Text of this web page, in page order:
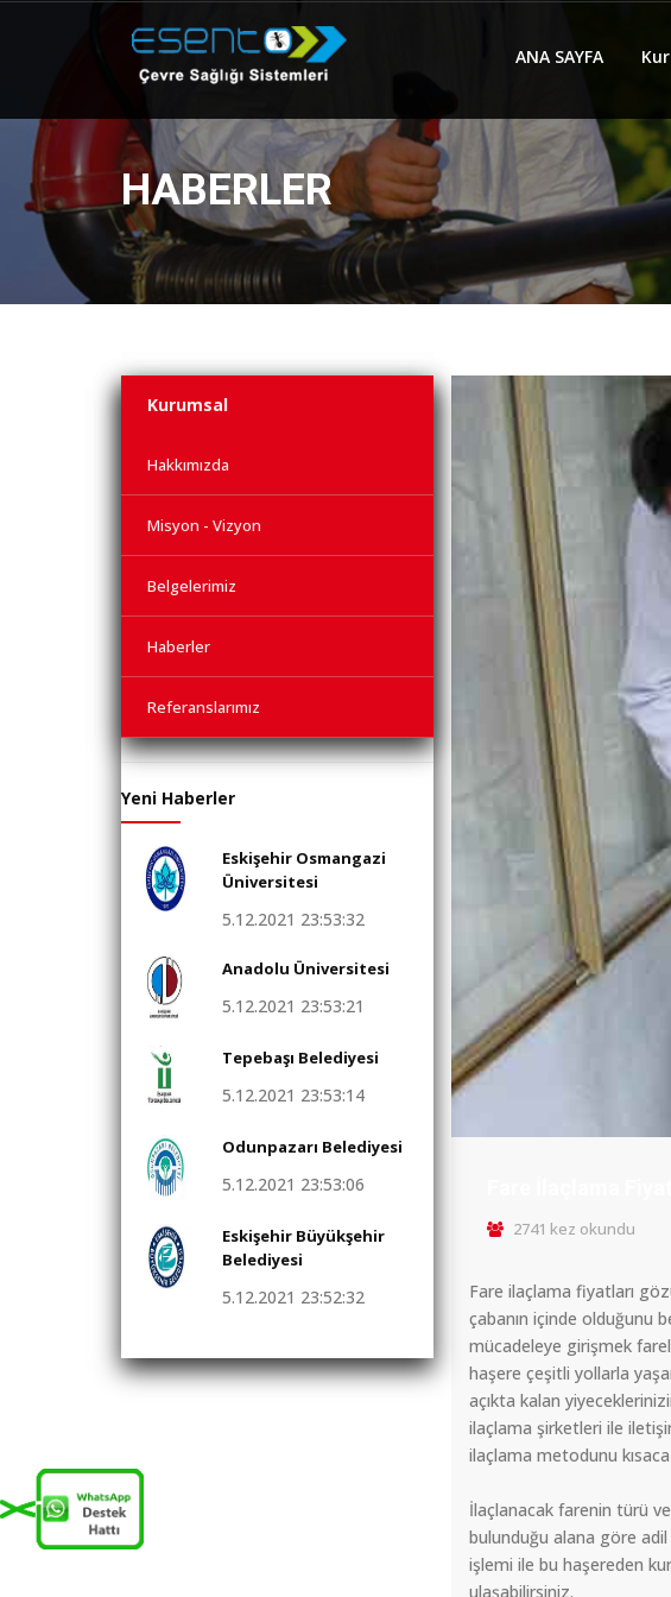
ANA SAYFA
HABERLER
2741 kez okundu
Fare ilaçlama fiyatları
çabanın içinde olduğunu
mücadeleye girişmek
haşere çeşitli yollarla
açıkta kalan
ilaçlama şirketleri ile
ilaçlama metodunu
İlaçlanacak farenin türü ve
bulunduğu alana göre adil
işlemi ile bu haşereden
ulaşabilirsiniz.
Kurumsal
Hakkımızda
Misyon - Vizyon
Belgelerimiz
Haberler
Referanslarımız
Yeni Haberler
Eskişehir Osmangazi
Üniversitesi
5.12.2021 23:53:32
Anadolu Üniversitesi
5.12.2021 23:53:21
Tepebaşı Belediyesi
5.12.2021 23:53:14
Odunpazarı Belediyesi
5.12.2021 23:53:06
Eskişehir Büyükşehir
Belediyesi
5.12.2021 23:52:32